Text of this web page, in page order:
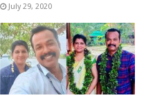
July 29, 2020